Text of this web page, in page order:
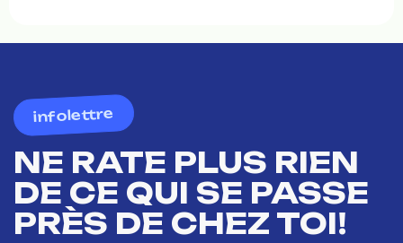
infolettre
NE RATE PLUS RIEN
DE CE QUI SE PASSE
PRÈS DE CHEZ TOI!